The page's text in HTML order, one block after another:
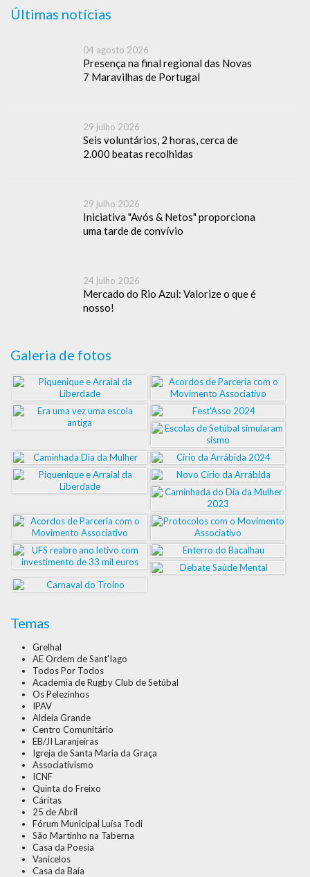
Últimas notícias
04 agosto 2026
Presença na final regional das Novas
7 Maravilhas de Portugal
29 julho 2026
Seis voluntários, 2 horas, cerca de
2.000 beatas recolhidas
29 julho 2026
Iniciativa "Avós & Netos" proporciona
uma tarde de convívio
24 julho 2026
Mercado do Rio Azul: Valorize o que é
nosso!
Galeria de fotos
Temas
Grelhal
AE Ordem de Sant'Iago
Todos Por Todos
Academia de Rugby Club de Setúbal
Os Pelezinhos
IPAV
Aldeia Grande
Centro Comunitário
EB/JI Laranjeiras
Igreja de Santa Maria da Graça
Associativismo
ICNF
Quinta do Freixo
Cáritas
25 de Abril
Fórum Municipal Luísa Todi
São Martinho na Taberna
Casa da Poesia
Vanicelos
Casa da Baía